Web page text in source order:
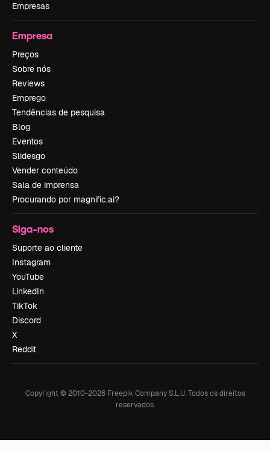
Empresas
Empresa
Preços
Sobre nós
Reviews
Emprego
Tendências de pesquisa
Blog
Eventos
Slidesgo
Vender conteúdo
Sala de imprensa
Procurando por magnific.ai?
Siga-nos
Suporte ao cliente
Instagram
YouTube
LinkedIn
TikTok
Discord
X
Reddit
Copyright © 2010-2026Freepik Company S.L.U. Todos os direitos
reservados.